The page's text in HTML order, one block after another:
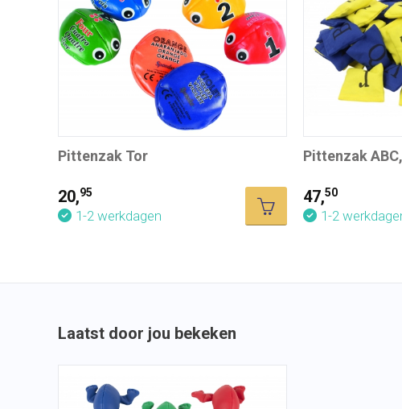
Pittenzak Tor
20,95
1-2 werkdagen
Pittenzak
47,50
1-2
Laatst door jou bekeken